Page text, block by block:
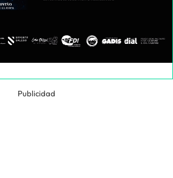
Publicidad